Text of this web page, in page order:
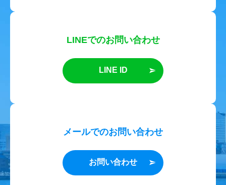
LINEでのお問い合わせ
LINE ID
メールでのお問い合わせ
お問い合わせ